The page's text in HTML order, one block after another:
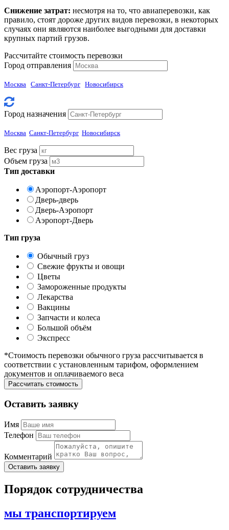
Снижение затрат: несмотря на то, что авиаперевозки, как
правило, стоят дороже других видов перевозки, в некоторых
случаях они являются наиболее выгодными для доставки
крупных партий грузов.
Рассчитайте стоимость перевозки
Город отправления
Москва Санкт-Петербург Новосибирск
Город назначения
Москва Санкт-Петербург Новосибирск
Вес груза
Объем груза
Тип доставки
Аэропорт-Аэропорт
Дверь-дверь
Дверь-Аэропорт
Аэропорт-Дверь
Тип груза
Обычный груз
Свежие фрукты и овощи
Цветы
Замороженные продукты
Лекарства
Вакцины
Запчасти и колеса
Большой объём
Экспресс
*Стоимость перевозки обычного груза рассчитывается в
соответствии с установленным тарифом, оформлением
документов и оплачиваемого веса
Оставить заявку
Имя
Телефон
Комментарий
Порядок сотрудничества
мы транспортируем